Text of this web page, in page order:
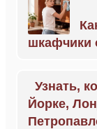
шкафчики
Узнать,
Йорке,